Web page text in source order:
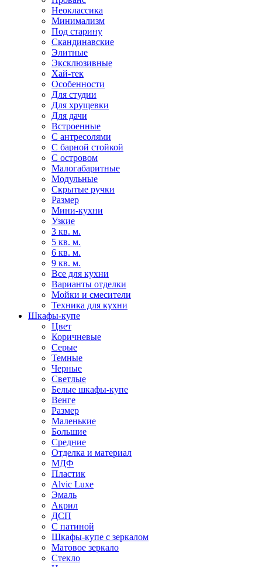
Неоклассика
Минимализм
Под старину
Скандинавские
Элитные
Эксклюзивные
Хай-тек
Особенности
Для студии
Для хрущевки
Для дачи
Встроенные
С антресолями
С барной стойкой
С островом
Малогабаритные
Модульные
Скрытые ручки
Размер
Мини-кухни
Узкие
3 кв. м.
5 кв. м.
6 кв. м.
9 кв. м.
Все для кухни
Варианты отделки
Мойки и смесители
Техника для кухни
Шкафы-купе
Цвет
Коричневые
Серые
Темные
Черные
Светлые
Белые шкафы-купе
Венге
Размер
Маленькие
Большие
Средние
Отделка и материал
МДФ
Пластик
Alvic Luxe
Эмаль
Акрил
ДСП
С патиной
Шкафы-купе с зеркалом
Матовое зеркало
Стекло